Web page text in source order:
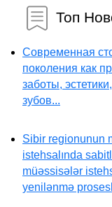
Топ
Современная
поколения как
заботы,
зубов...
Sibir regionunun
istehsalında
müəssisələr
yenilənmə